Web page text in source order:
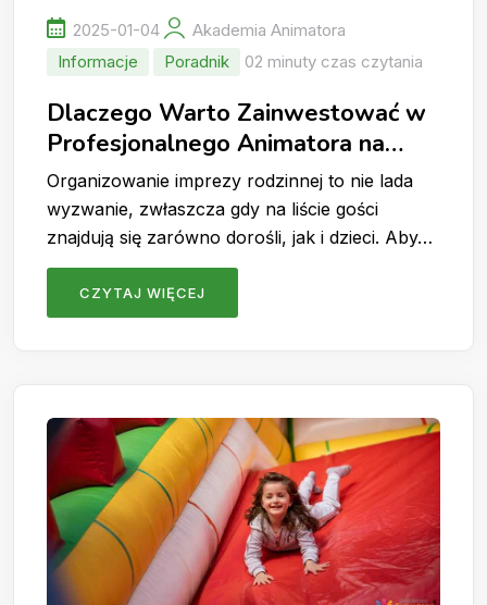
2025-01-04
Akademia Animatora
Informacje
Poradnik 02 minuty czas czytania
Dlaczego Warto Zainwestować w
Profesjonalnego Animatora na
Imprezy Rodzinne?
Organizowanie imprezy rodzinnej to nie lada
wyzwanie, zwłaszcza gdy na liście gości
znajdują się zarówno dorośli, jak i dzieci. Aby…
CZYTAJ WIĘCEJ